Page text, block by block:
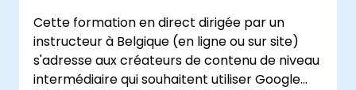
Cette formation en direct dirigée par un
instructeur à Belgique (en ligne ou sur site)
s'adresse aux créateurs de contenu de niveau
intermédiaire qui souhaitent utiliser Google